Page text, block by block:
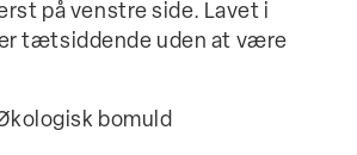
på venstre side. Lavet i
tætsiddende uden at være
bomuld